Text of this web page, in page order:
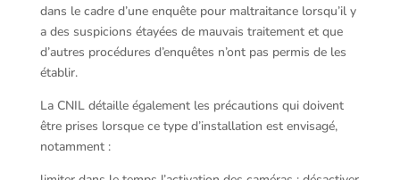
dans le cadre d’une enquête pour maltraitance lorsqu’il y
a des suspicions étayées de mauvais traitement et que
d’autres procédures d’enquêtes n’ont pas permis de les
établir.
La CNIL détaille également les précautions qui doivent
être prises lorsque ce type d’installation est envisagé,
notamment :